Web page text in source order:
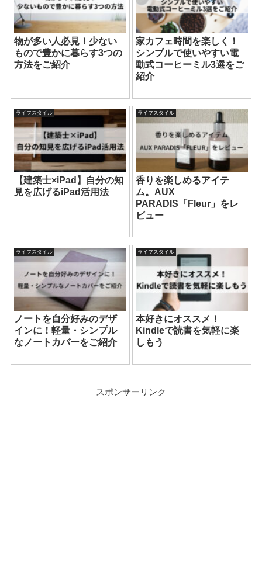
物が多い人必見！少ない
もので豊かに暮らす3つの
方法をご紹介
家カフェ時間を楽しく！
シンプルで使いやすい電
動式コーヒーミル3選をご
紹介
ライフスタイル
【建築士×iPad】自分の知
見を広げるiPad活用法
ライフスタイル
香りを楽しめるアイテ
ム。AUX
PARADIS「Fleur」をレ
ビュー
ライフスタイル
ノートを自分好みのデザ
インに！軽量・シンプル
なノートカバーをご紹介
ライフスタイル
本好きにオススメ！
Kindleで読書を気軽に楽
しもう
スポンサーリンク